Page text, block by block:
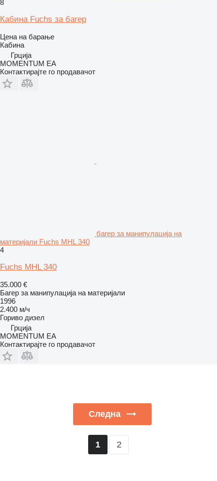
8
Кабина Fuchs за багер
Цена на барање
Кабина
Грција
MOMENTUM EA
Контактирајте го продавачот
багер за манипулација на
материјали Fuchs MHL 340
4
Fuchs MHL 340
35.000 €
Багер за манипулација на материјали
1996
2.400 м/ч
Гориво дизел
Грција
MOMENTUM EA
Контактирајте го продавачот
Следна
1 2